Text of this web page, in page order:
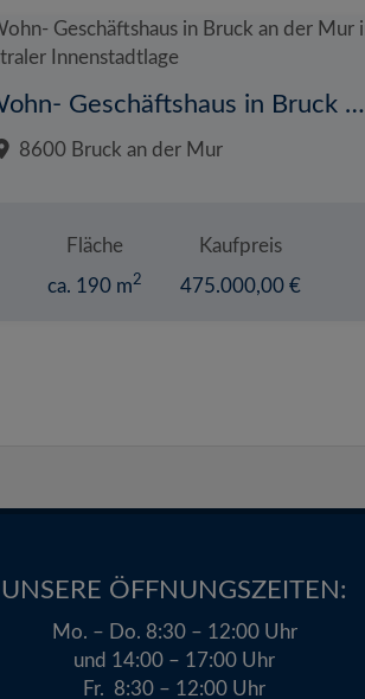
Wohn- Geschäftshaus in Bruck an der Mur in zentraler Innenstadtlage
8600 Bruck an der Mur
Fläche
ca. 190 m2
Kaufpreis
475.000,00 €
UNSERE ÖFFNUNGSZEITEN:​
Mo. – Do. 8:30 – 12:00 Uhr
und 14:00 – 17:00 Uhr
Fr. 8:30 – 12:00 Uhr